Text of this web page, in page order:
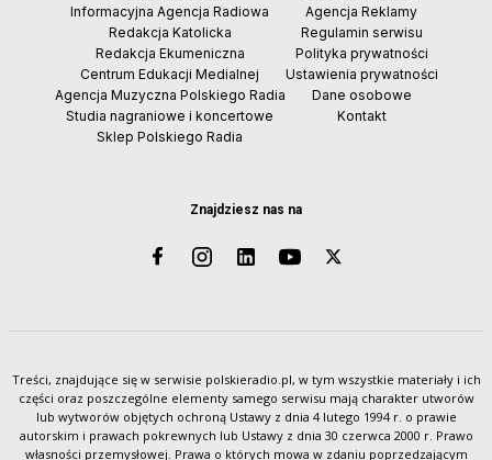
Znajdziesz nas na
Informacyjna Agencja Radiowa
Redakcja Katolicka
Redakcja Ekumeniczna
Centrum Edukacji Medialnej
Agencja Muzyczna Polskiego Radia
Studia nagraniowe i koncertowe
Sklep Polskiego Radia
Agencja Reklamy
Regulamin serwisu
Polityka prywatności
Ustawienia prywatności
Dane osobowe
Kontakt
Treści, znajdujące się w serwisie polskieradio.pl, w tym wszystkie materiały i ich
części oraz poszczególne elementy samego serwisu mają charakter utworów
lub wytworów objętych ochroną Ustawy z dnia 4 lutego 1994 r. o prawie
autorskim i prawach pokrewnych lub Ustawy z dnia 30 czerwca 2000 r. Prawo
własności przemysłowej. Prawa o których mowa w zdaniu poprzedzającym